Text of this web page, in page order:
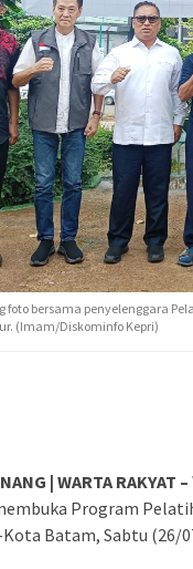
foto bersama penyelenggara
(Imam/Diskominfo Kepri)
| WARTA RAKYAT –
Program
Kota Batam, Sabtu (26/